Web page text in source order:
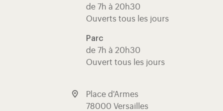
de 7h à 20h30
Ouverts tous les jours
Parc
de 7h à 20h30
Ouvert tous les jours
Place d'Armes
78000 Versailles